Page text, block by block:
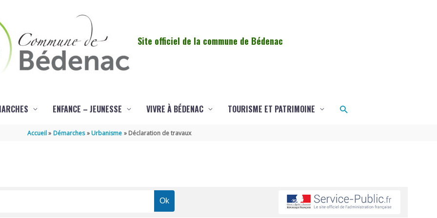
Site officiel de la commune de Bédenac
ENFANCE – JEUNESSE VIVRE À BÉDENAC TOURISME ET PATRIMOINE Rechercher
Accueil Démarches Urbanisme Déclaration de travaux